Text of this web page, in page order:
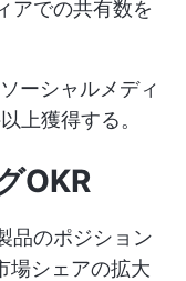
アでの共有数を
ーシャルメディ
上獲得する。
OKR
品のポジション
場シェアの拡大